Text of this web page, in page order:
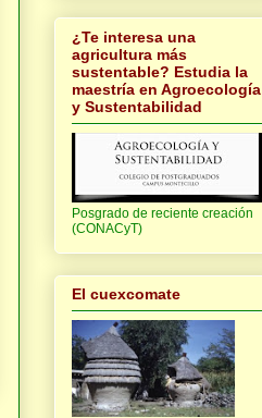
¿Te interesa una
agricultura más
sustentable? Estudia la
maestría en Agroecología
y Sustentabilidad
Posgrado de reciente creación
(CONACyT)
El cuexcomate